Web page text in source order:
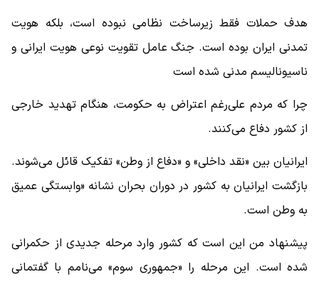
هدف حملات فقط زیرساخت نظامی نبوده است، بلکه هویت
تمدنی ایران بوده است. جنگ عامل تقویت نوعی هویت ایرانی و
ناسیونالیسم مدنی شده است
چرا که مردم علی‌رغم اعتراض به حکومت، هنگام تهدید خارجی
از کشور دفاع می‌کنند.
ایرانیان بین «نقد داخلی» و «دفاع از وطن» تفکیک قائل می‌شوند.
بازگشت ایرانیان به کشور در دوران بحران نشانه «وابستگی عمیق
به وطن است.
پیشنهاد من این است که کشور وارد مرحله جدیدی از حکمرانی
شده است. این مرحله را «جمهوری سوم» می‌نامم با گفتمانی